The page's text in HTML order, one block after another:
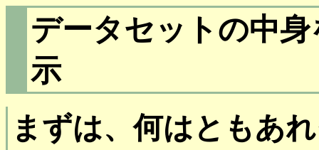
データセットの中
示
まずは、何はともあ